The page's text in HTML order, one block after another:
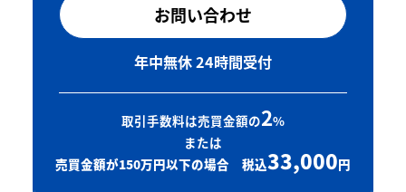
お問い合わせ
年中無休 24時間受付
取引手数料は売買金額の2%
または
売買金額が150万円以下の場合 税込33,000円